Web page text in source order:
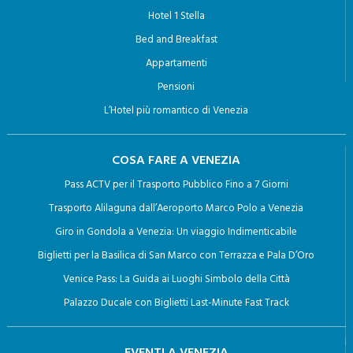
a) l’aggiornamento, la rettificazione ovvero, quando vi ha
interesse, l’integrazione dei dati;
b) la cancellazione, la trasformazione in forma anonima o
riguarda il loro contenuto, di coloro ai quali i dati sono
stati comunicati o diffusi, eccettuato il caso in cui tale
adempimento si rivela impossibile o comporta un
impiego di mezzi manifestamente sproporzionato rispetto
Hotel 1 Stella
Bed and Breakfast
Appartamenti
Pensioni
L’Hotel più romantico di Venezia
COSA FARE A VENEZIA
Pass ACTV per il Trasporto Pubblico Fino a 7 Giorni
Trasporto Alilaguna dall’Aeroporto Marco Polo a Venezia
Giro in Gondola a Venezia: Un viaggio Indimenticabile
Biglietti per la Basilica di San Marco con Terrazza e Pala D’Oro
Venice Pass: La Guida ai Luoghi Simbolo della Città
Palazzo Ducale con Biglietti Last-Minute Fast Track